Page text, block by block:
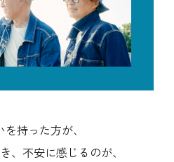
持った方が、
、不安に感じるのが、